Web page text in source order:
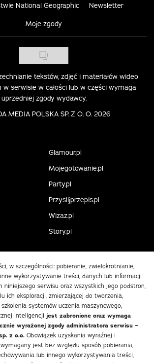
National Geographic Newsletter
Moje zgody
tekstów, zdjęć i materiałów wideo
w serwisie w całości lub w części wymaga
uprzedniej zgody wydawcy.
MEDIA POLSKA SP. Z O. O. 2026
Glamour.pl
Mojegotowanie.pl
Party.pl
Przyslijprzepis.pl
Wizaz.pl
Story.pl
w szczególności: pobieranie, zwielokrotnianie,
wykorzystywanie treści, danych lub informacji
niniejszego serwisu oraz wszystkich jego podstron,
ich eksploracji, zmierzającej do tworzenia,
systemów uczenia maszynowego,
inteligencji jest zabronione oraz wymaga
wyrażonej zgody administratora serwisu –
z o.o. Obowiązek uzyskania wyraźnej i
jest bez względu sposób pobierania,
lub innego wykorzystywania treści,